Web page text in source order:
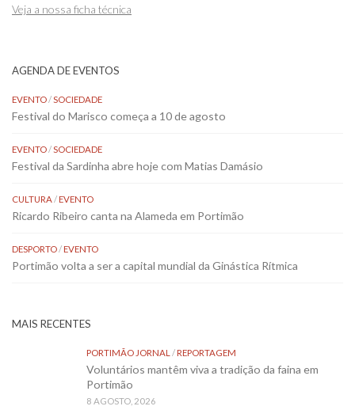
Veja a nossa ficha técnica
AGENDA DE EVENTOS
EVENTO / SOCIEDADE
Festival do Marisco começa a 10 de agosto
EVENTO / SOCIEDADE
Festival da Sardinha abre hoje com Matias Damásio
CULTURA /EVENTO
Ricardo Ribeiro canta na Alameda em Portimão
DESPORTO /EVENTO
Portimão volta a ser a capital mundial da Ginástica Rítmica
MAIS RECENTES
PORTIMÃO JORNAL /REPORTAGEM
Voluntários mantêm viva a tradição da faina em
Portimão
8 AGOSTO, 2026